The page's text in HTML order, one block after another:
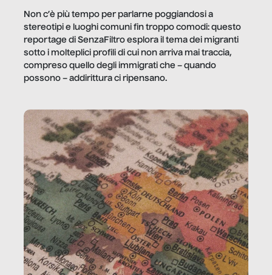
Non c’è più tempo per parlarne poggiandosi a
stereotipi e luoghi comuni fin troppo comodi: questo
reportage di SenzaFiltro esplora il tema dei migranti
sotto i molteplici profili di cui non arriva mai traccia,
compreso quello degli immigrati che – quando
possono – addirittura ci ripensano.